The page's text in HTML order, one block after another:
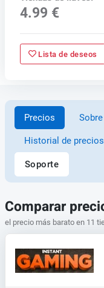
4.99 €
Lista de deseos
Precios Sobre
Historial de precios
Soporte
Comparar
el precio más barato en 11